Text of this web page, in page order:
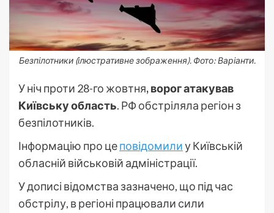
Безпілотники (ілюстративне зображення). Фото: Варіанти.
У ніч проти 28-го жовтня, ворог атакував
Київську область. РФ обстріляла регіон з
безпілотників.
Інформацію про цеповідомилиу Київській
обласній військовій адміністрації.
У дописі відомства зазначено, що під час
обстрілу, в регіоні працювали сили